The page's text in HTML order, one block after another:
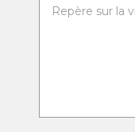
Repère sur la